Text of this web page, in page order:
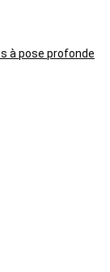
à pose profonde